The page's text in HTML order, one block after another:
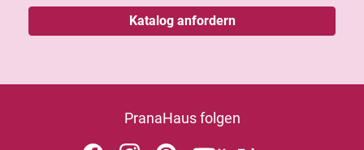
Katalog anfordern
PranaHaus folgen